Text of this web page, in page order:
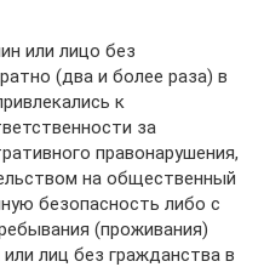
или лицо без
(два и более раза) в
к
за
правонарушения,
на общественный
безопасность либо с
(проживания)
лиц без гражданства в